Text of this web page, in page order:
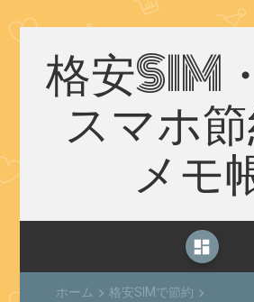
格安SIM
スマホ
メモ
dashboard
ホーム keyboard_arrow_right格安SIMで節約 keyboard_arrow_right